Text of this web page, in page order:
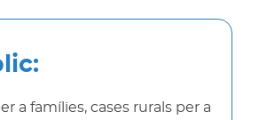
a famílies, cases rurals per a